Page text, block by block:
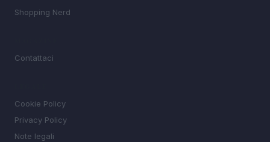
Shopping Nerd
Contattaci
Cookie Policy
Privacy Policy
Note legali